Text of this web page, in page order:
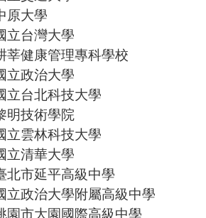
原大學
立台灣大學
莘健康管理專科學校
立政治大學
立台北科技大學
明技術學院
立雲林科技大學
立清華大學
北市延平高級中學
立政治大學附屬高級中學
園市大園國際高級中學